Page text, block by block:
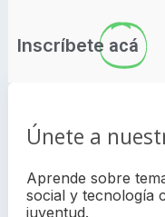
Inscríbete acá
Únete a
Aprende sobre
social y tecnología
juventud.